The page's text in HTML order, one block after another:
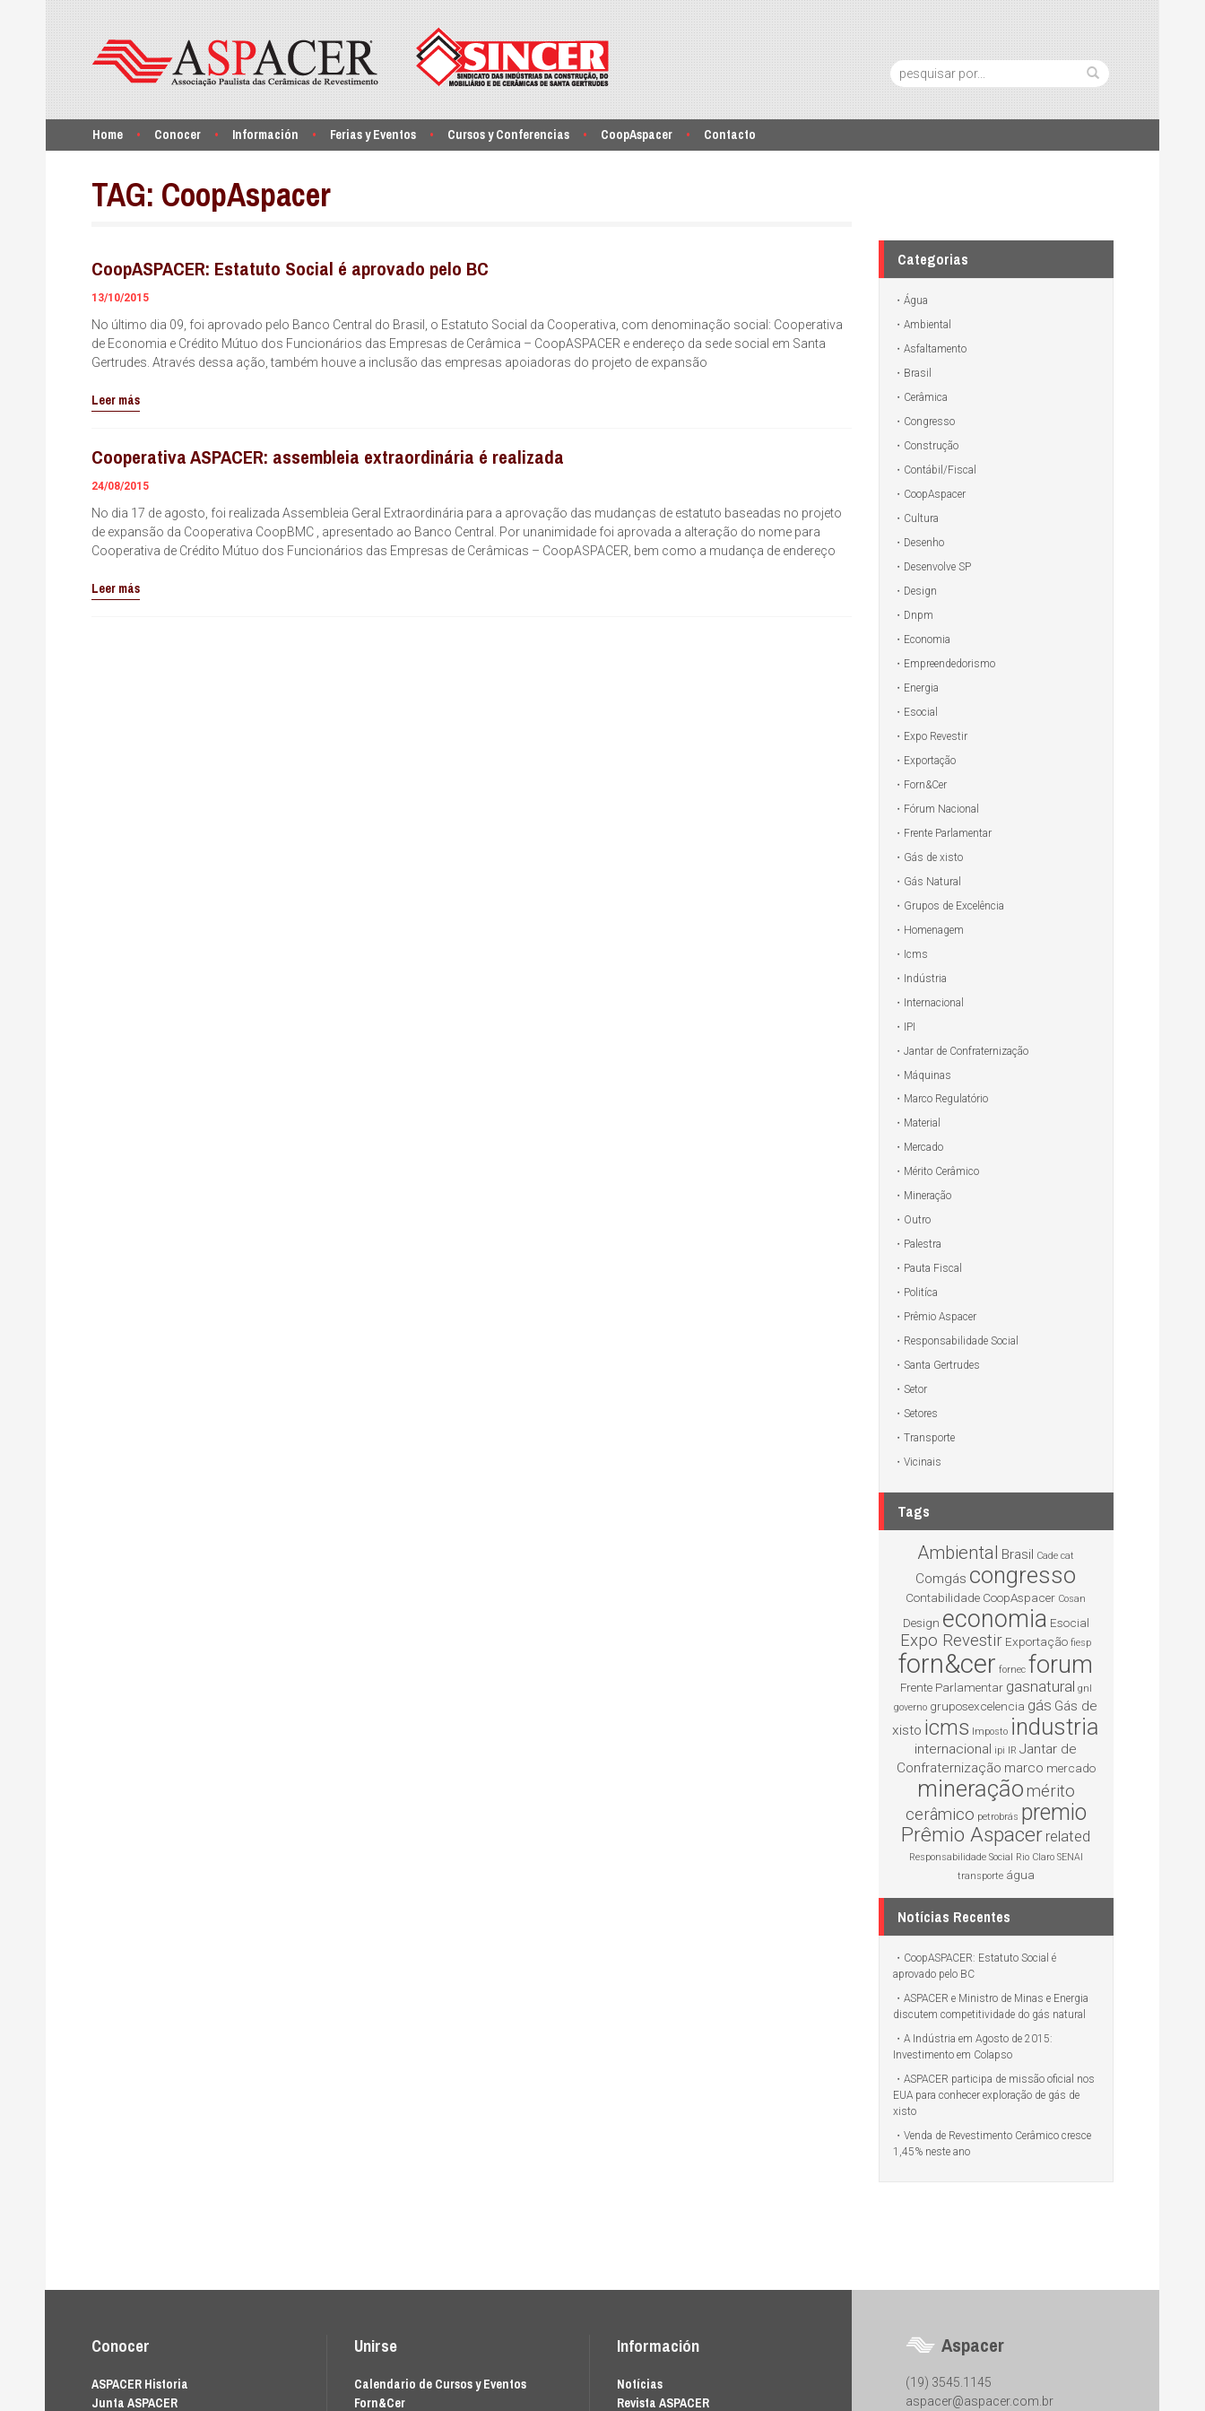
Home Conocer Información Ferias y Eventos Cursos y Conferencias CoopAspacer Contacto
Pesquisa:
TAG: CoopAspacer
CoopASPACER: Estatuto Social é aprovado pelo BC
13/10/2015
No último dia 09, foi aprovado pelo Banco Central do Brasil, o Estatuto Social da Cooperativa, com denominação social: Cooperativa
de Economia e Crédito Mútuo dos Funcionários das Empresas de Cerâmica – CoopASPACER e endereço da sede social em Santa
Gertrudes. Através dessa ação, também houve a inclusão das empresas apoiadoras do projeto de expansão
Leer más
Cooperativa ASPACER: assembleia extraordinária é realizada
24/08/2015
No dia 17 de agosto, foi realizada Assembleia Geral Extraordinária para a aprovação das mudanças de estatuto baseadas no projeto
de expansão da Cooperativa CoopBMC , apresentado ao Banco Central. Por unanimidade foi aprovada a alteração do nome para
Cooperativa de Crédito Mútuo dos Funcionários das Empresas de Cerâmicas – CoopASPACER, bem como a mudança de endereço
Leer más
Categorias
Água
Ambiental
Asfaltamento
Brasil
Cerâmica
Congresso
Construção
Contábil/Fiscal
CoopAspacer
Cultura
Desenho
Desenvolve SP
Design
Dnpm
Economia
Empreendedorismo
Energia
Esocial
Expo Revestir
Exportação
Forn&Cer
Fórum Nacional
Frente Parlamentar
Gás de xisto
Gás Natural
Grupos de Excelência
Homenagem
Icms
Indústria
Internacional
IPI
Jantar de Confraternização
Máquinas
Marco Regulatório
Material
Mercado
Mérito Cerâmico
Mineração
Outro
Palestra
Pauta Fiscal
Politíca
Prêmio Aspacer
Responsabilidade Social
Santa Gertrudes
Setor
Setores
Transporte
Vicinais
Tags
Ambiental Brasil Cade cat
Comgás congresso
Contabilidade CoopAspacer Cosan
Design economia Esocial
Expo Revestir Exportação fiesp
forn&cer fornec forum
Frente Parlamentar gasnatural gnl
governo gruposexcelencia gás Gás de
xisto icms Imposto industria
internacional ipi IR Jantar de
Confraternização marco mercado
mineração mérito
cerâmico petrobrás premio
Prêmio Aspacer related
Responsabilidade Social Rio Claro SENAI
transporte água
Notícias Recentes
CoopASPACER: Estatuto Social é
aprovado pelo BC
ASPACER e Ministro de Minas e Energia
discutem competitividade do gás natural
A Indústria em Agosto de 2015:
Investimento em Colapso
ASPACER participa de missão oficial nos
EUA para conhecer exploração de gás de
xisto
Venda de Revestimento Cerâmico cresce
1,45% neste ano
Conocer
ASPACER Historia
Junta ASPACER
Unirse
Calendario de Cursos y Eventos
Forn&Cer
Información
Notícias
Revista ASPACER
Aspacer
(19) 3545.1145
aspacer@aspacer.com.br